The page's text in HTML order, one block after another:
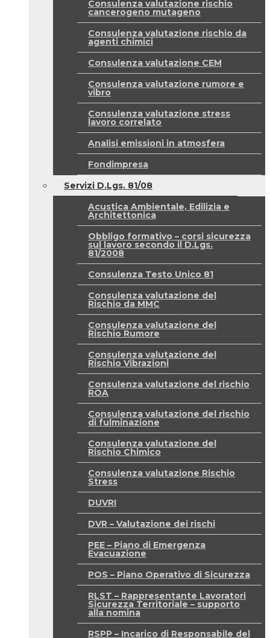
Consulenza valutazione rischio
cancerogeno mutageno
Consulenza valutazione rischio da
agenti chimici
Consulenza valutazione CEM
Consulenza valutazione rumore e
vibro
Consulenza valutazione stress
lavoro correlato
Analisi emissioni in atmosfera
Fondimpresa
Servizi D.Lgs. 81/08
Acustica Ambientale, Edilizia e
Architettonica
Obbligo formativo – corsi sicurezza
sul lavoro secondo il D.Lgs.
81/2008
Consulenza Testo Unico 81
Consulenza valutazione del
Rischio da MMC
Consulenza valutazione del
Rischio Rumore
Consulenza valutazione del
Rischio Vibrazioni
Consulenza valutazione del rischio
ROA
Consulenza valutazione del rischio
di fulminazione
Consulenza valutazione del
Rischio Chimico
Consulenza valutazione Rischio
Stress
DUVRI
DVR – Valutazione dei rischi
PEE – Piano di Emergenza
Evacuazione
POS – Piano Operativo di Sicurezza
RLST – Rappresentante Lavoratori
Sicurezza Territoriale – supporto
alla nomina
RSPP – Incarico di Responsabile del